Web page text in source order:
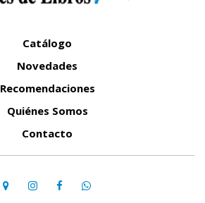
Catálogo
Novedades
Recomendaciones
Quiénes Somos
Contacto